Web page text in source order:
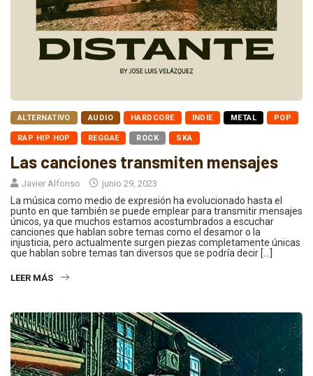
ALTERNATIVO AUDIO HARDCORE INDIE METAL POP
RAP HIP HOP REGGAE ROCK SKA
Las canciones transmiten mensajes
Javier Alfonso junio 29, 2023
La música como medio de expresión ha evolucionado hasta el
punto en que también se puede emplear para transmitir mensajes
únicos, ya que muchos estamos acostumbrados a escuchar
canciones que hablan sobre temas como el desamor o la
injusticia, pero actualmente surgen piezas completamente únicas
que hablan sobre temas tan diversos que se podría decir […]
LEER MÁS